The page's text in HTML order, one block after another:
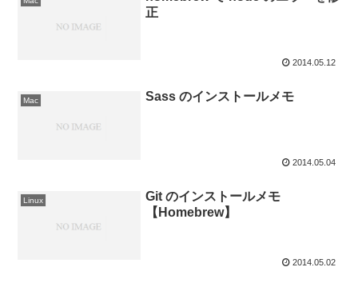
正
2014.05.12
Mac Sass のインストールメモ
2014.05.04
Linux
Git のインストールメモ
【Homebrew】
2014.05.02